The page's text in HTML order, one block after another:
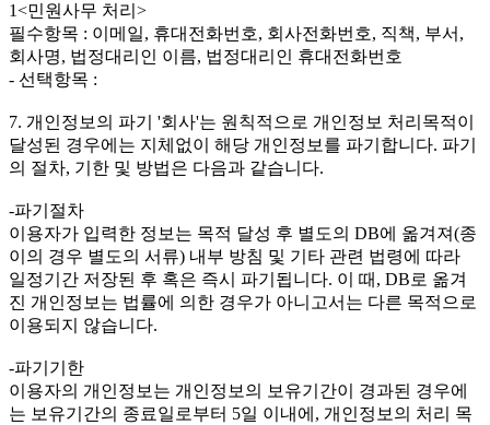
1<민원사무 처리>
필수항목 : 이메일, 휴대전화번호, 회사전화번호, 직책, 부서,
회사명, 법정대리인 이름, 법정대리인 휴대전화번호
- 선택항목 :
7. 개인정보의 파기 '회사'는 원칙적으로 개인정보 처리목적이
달성된 경우에는 지체없이 해당 개인정보를 파기합니다. 파기
의 절차, 기한 및 방법은 다음과 같습니다.
-파기절차
이용자가 입력한 정보는 목적 달성 후 별도의 DB에 옮겨져(종
이의 경우 별도의 서류) 내부 방침 및 기타 관련 법령에 따라
일정기간 저장된 후 혹은 즉시 파기됩니다. 이 때, DB로 옮겨
진 개인정보는 법률에 의한 경우가 아니고서는 다른 목적으로
이용되지 않습니다.
-파기기한
이용자의 개인정보는 개인정보의 보유기간이 경과된 경우에
는 보유기간의 종료일로부터 5일 이내에, 개인정보의 처리 목